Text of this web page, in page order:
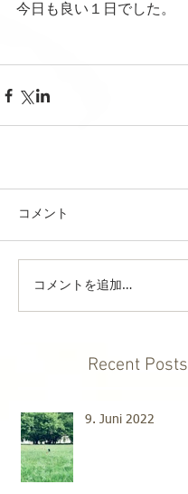
今日も良い１日でした。
コメント
コメントを追加…
Recent Posts
9. Juni 2022